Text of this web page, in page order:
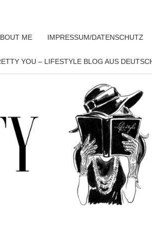
ME IMPRESSUM/DATENSCHUTZ
YOU – LIFESTYLE BLOG AUS